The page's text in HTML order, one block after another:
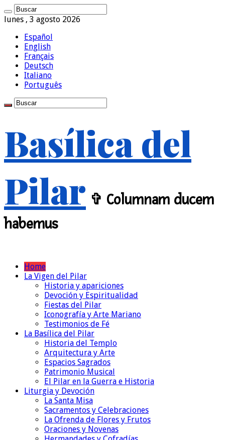
lunes , 3 agosto 2026
Español
English
Français
Deutsch
Italiano
Português
Basílica del
Pilar ✞ Columnam ducem
habemus
Home
La Vigen del Pilar
Historia y apariciones
Devoción y Espiritualidad
Fiestas del Pilar
Iconografía y Arte Mariano
Testimonios de Fé
La Basílica del Pilar
Historia del Templo
Arquitectura y Arte
Espacios Sagrados
Patrimonio Musical
El Pilar en la Guerra e Historia
Liturgia y Devoción
La Santa Misa
Sacramentos y Celebraciones
La Ofrenda de Flores y Frutos
Oraciones y Novenas